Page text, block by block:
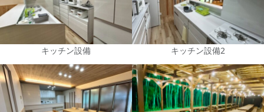
キッチン設備 キッチン設備2